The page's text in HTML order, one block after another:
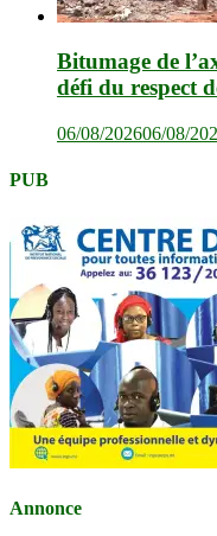
Bitumage de
défi du respect
06/08/202606/08/
PUB
Annonce